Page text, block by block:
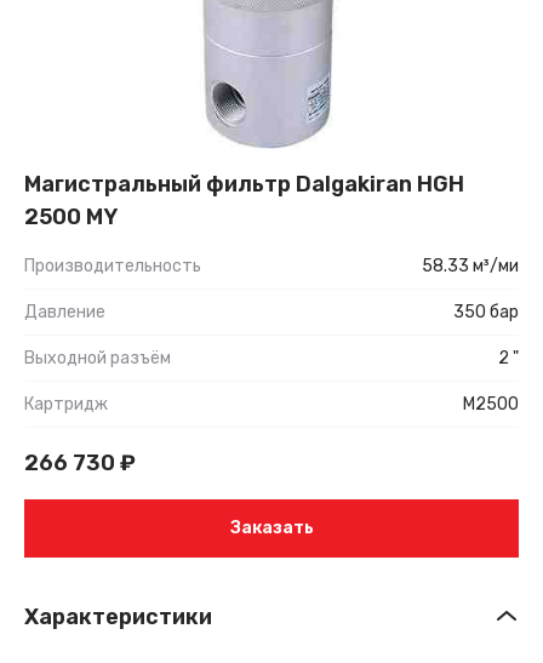
Магистральный фильтр Dalgakiran HGH
2500 MY
Производительность 58.33 м³/ми
Давление 350 бар
Выходной разъём 2 "
Картридж M2500
266 730 ₽
Заказать
Характеристики